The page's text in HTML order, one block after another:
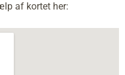
af kortet her: